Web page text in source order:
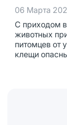
06 Марта
С приходом
животных
питомцев от
клещи